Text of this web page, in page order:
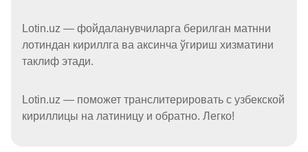
Lotin.uz — фойдаланувчиларга берилган матнни
лотиндан кириллга ва аксинча ўгириш хизматини
таклиф этади.
Lotin.uz — поможет транслитерировать с узбекской
кириллицы на латиницу и обратно. Легко!